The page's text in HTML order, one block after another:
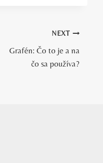
NEXT
Grafén: Čo to je a na
čo sa používa?